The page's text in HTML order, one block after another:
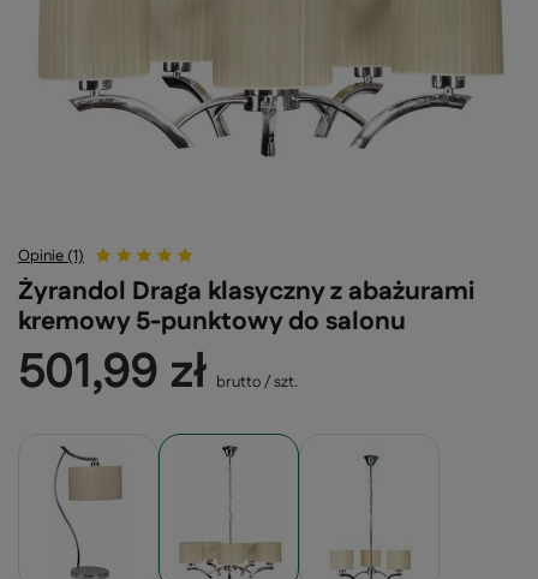
Opinie (1)
Żyrandol Draga klasyczny z abażurami
kremowy 5-punktowy do salonu
501,99 zł brutto/szt.